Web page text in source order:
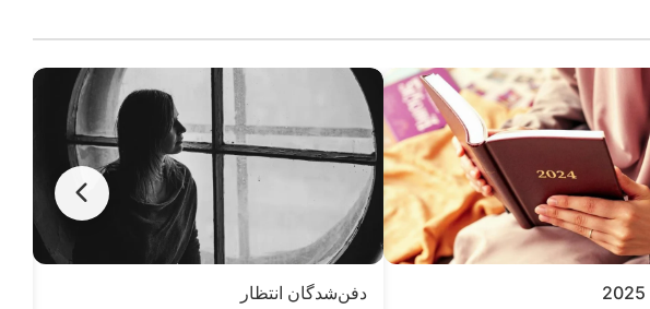
دفن‌شدگان انتظار